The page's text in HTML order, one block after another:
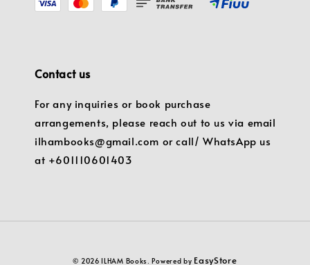
Contact us
For any inquiries or book purchase
arrangements, please reach out to us via email
ilhambooks@gmail.com or call/ WhatsApp us
at +601110601403
© 2026 ILHAM Books. Powered by EasyStore